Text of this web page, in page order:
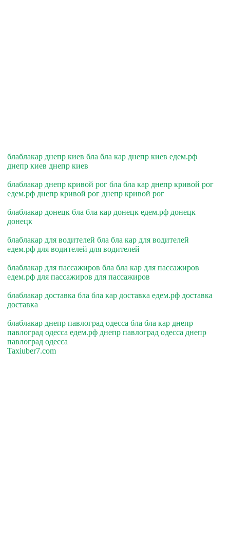
блаблакар днепр киев бла бла кар днепр киев едем.рф
днепр киев днепр киев
блаблакар днепр кривой рог бла бла кар днепр кривой рог
едем.рф днепр кривой рог днепр кривой рог
блаблакар донецк бла бла кар донецк едем.рф донецк
донецк
блаблакар для водителей бла бла кар для водителей
едем.рф для водителей для водителей
блаблакар для пассажиров бла бла кар для пассажиров
едем.рф для пассажиров для пассажиров
блаблакар доставка бла бла кар доставка едем.рф доставка
доставка
блаблакар днепр павлоград одесса бла бла кар днепр
павлоград одесса едем.рф днепр павлоград одесса днепр
павлоград одесса
Taxiuber7.com